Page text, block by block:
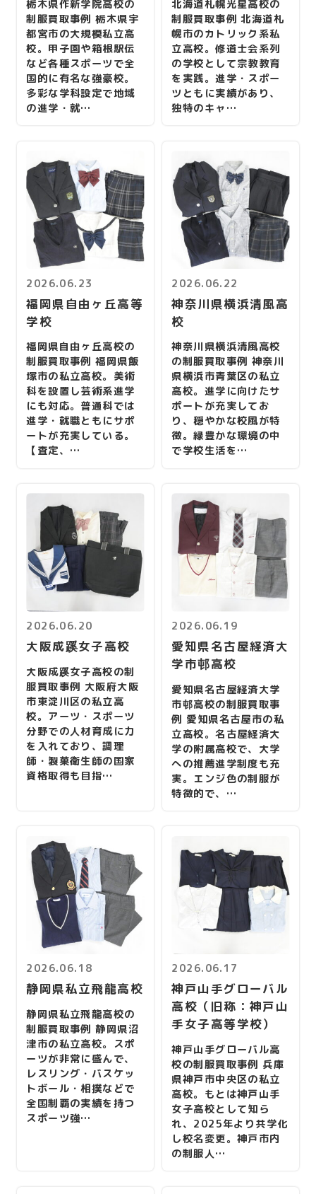
栃木県作新学院高校の
制服買取事例 栃木県宇
都宮市の大規模私立高
校。甲子園や箱根駅伝
など各種スポーツで全
国的に有名な強豪校。
多彩な学科設定で地域
の進学・就…
北海道札幌光星高校の
制服買取事例 北海道札
幌市のカトリック系私
立高校。修道士会系列
の学校として宗教教育
を実践。進学・スポー
ツともに実績があり、
独特のキャ…
2026.06.23
福岡県自由ヶ丘高等
学校
福岡県自由ヶ丘高校の
制服買取事例 福岡県飯
塚市の私立高校。美術
科を設置し芸術系進学
にも対応。普通科では
進学・就職ともにサポ
ートが充実している。
【査定、…
2026.06.22
神奈川県横浜清風高
校
神奈川県横浜清風高校
の制服買取事例 神奈川
県横浜市青葉区の私立
高校。進学に向けたサ
ポートが充実してお
り、穏やかな校風が特
徴。緑豊かな環境の中
で学校生活を…
2026.06.20
大阪成蹊女子高校
大阪成蹊女子高校の制
服買取事例 大阪府大阪
市東淀川区の私立高
校。アーツ・スポーツ
分野での人材育成に力
を入れており、調理
師・製菓衛生師の国家
資格取得も目指…
2026.06.19
愛知県名古屋経済大
学市邨高校
愛知県名古屋経済大学
市邨高校の制服買取事
例 愛知県名古屋市の私
立高校。名古屋経済大
学の附属高校で、大学
への推薦進学制度も充
実。エンジ色の制服が
特徴的で、…
2026.06.18
静岡県私立飛龍高校
静岡県私立飛龍高校の
制服買取事例 静岡県沼
津市の私立高校。スポ
ーツが非常に盛んで、
レスリング・バスケッ
トボール・相撲などで
全国制覇の実績を持つ
スポーツ強…
2026.06.17
神戸山手グローバル
高校（旧称：神戸山
手女子高等学校）
神戸山手グローバル高
校の制服買取事例 兵庫
県神戸市中央区の私立
高校。もとは神戸山手
女子高校として知ら
れ、2025年より共学化
し校名変更。神戸市内
の制服人…